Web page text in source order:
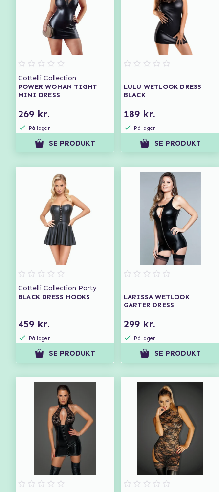
Cottelli Collection
POWER WOMAN TIGHT
MINI DRESS
269 kr.
På lager
SE PRODUKT
LULU WETLOOK DRESS
BLACK
189 kr.
På lager
SE PRODUKT
Cottelli Collection Party
BLACK DRESS HOOKS
459 kr.
På lager
SE PRODUKT
LARISSA WETLOOK
GARTER DRESS
299 kr.
På lager
SE PRODUKT